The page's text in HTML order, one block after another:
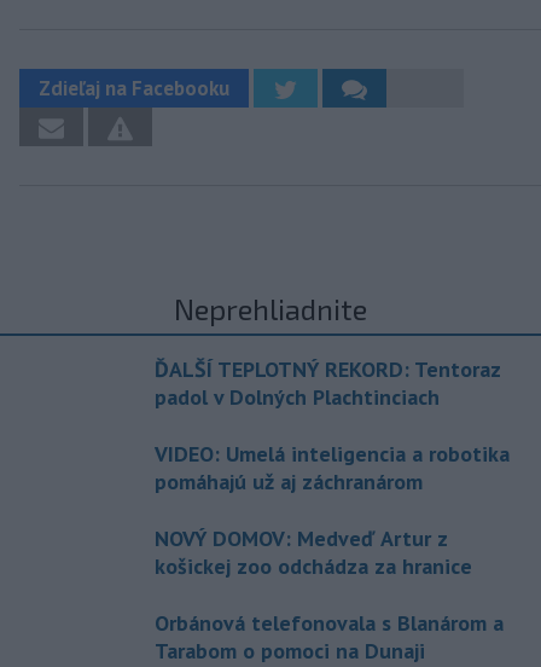
Zdieľaj na Facebooku
Neprehliadnite
ĎALŠÍ TEPLOTNÝ REKORD: Tentoraz
padol v Dolných Plachtinciach
VIDEO: Umelá inteligencia a robotika
pomáhajú už aj záchranárom
NOVÝ DOMOV: Medveď Artur z
košickej zoo odchádza za hranice
Orbánová telefonovala s Blanárom a
Tarabom o pomoci na Dunaji